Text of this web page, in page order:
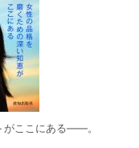
がここにある――。